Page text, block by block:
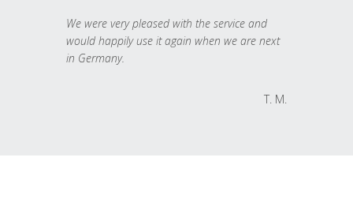
We were very pleased with the service and
would happily use it again when we are next
in Germany.
T. M.